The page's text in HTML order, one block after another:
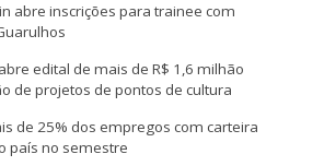
abre inscrições para trainee com
edital de mais de R$ 1,6 milhão
de projetos de pontos de cultura
de 25% dos empregos com carteira
país no semestre